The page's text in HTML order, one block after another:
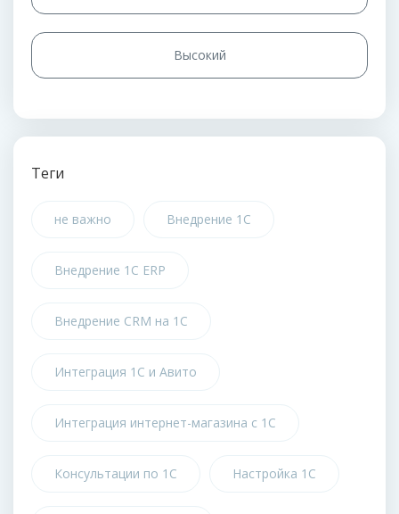
Высокий
Теги
не важно Внедрение 1С
Внедрение 1С ERP
Внедрение CRM на 1С
Интеграция 1С и Авито
Интеграция интернет-магазина с 1С
Консультации по 1С Настройка 1С